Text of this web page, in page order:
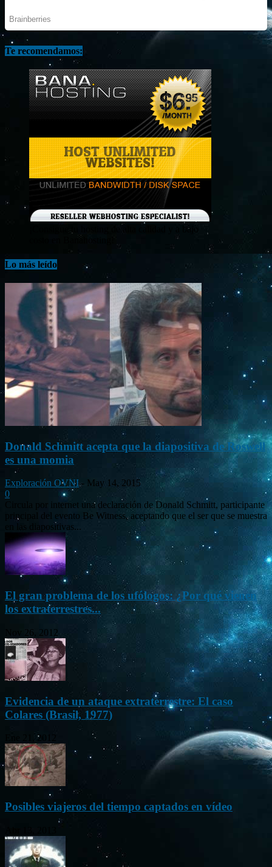
Te recomendamos:
¡Consigue tu hosting de alta calidad y a bajo
Lo más leído
Donald Schmitt acepta que la diapositiva de Roswell
es una momia
Exploración OVNI - May 14, 2015
0
Circula por internet una declaración de Donald Schmitt, participante
principal del evento Be Witness, aceptando que el ser que se muestra
en las diapositivas...
El gran problema de los ufólogos: ¿Por qué vienen
los extraterrestres...
Nov 26, 2012
Evidencia de un ataque extraterrestre: El caso
Colares (Brasil, 1977)
Ene 21, 2012
Posibles viajeros del tiempo captados en vídeo